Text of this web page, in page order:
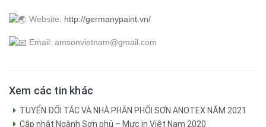
Website: http://germanypaint.vn/
Email: amsonvietnam@gmail.com
Xem các tin khác
TUYỂN ĐỐI TÁC VÀ NHÀ PHÂN PHỐI SƠN ANOTEX NĂM 2021
Cập nhật Ngành Sơn phủ – Mực in Việt Nam 2020